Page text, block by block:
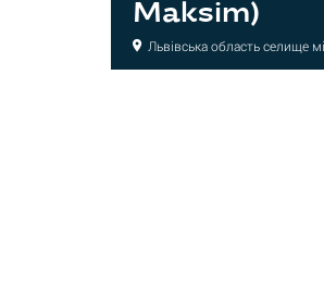
Maksim)
Львівська область селище